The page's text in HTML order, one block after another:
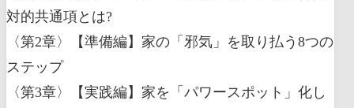
対的共通項とは?
〈第2章〉【準備編】家の「邪気」を取り払う8つの
ステップ
〈第3章〉【実践編】家を「パワースポット」化し